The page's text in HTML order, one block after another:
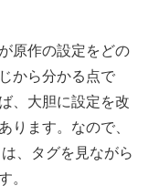
原作の設定をどの
から分かる点で
、大胆に設定を改
ります。なので、
、タグを見ながら
。